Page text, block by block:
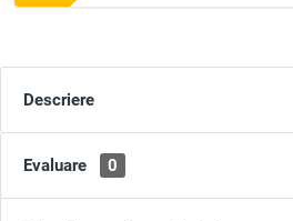
Descriere
Evaluare 0